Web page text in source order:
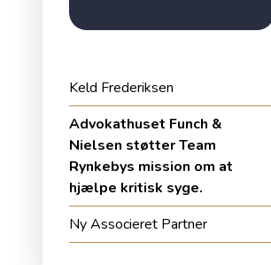
Keld Frederiksen
Advokathuset Funch &
Nielsen støtter Team
Rynkebys mission om at
hjælpe kritisk syge.
Ny Associeret Partner